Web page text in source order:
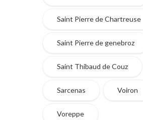
Saint Pierre de Chartreuse
Saint Pierre de genebroz
Saint Thibaud de Couz
Sarcenas Voiron
Voreppe